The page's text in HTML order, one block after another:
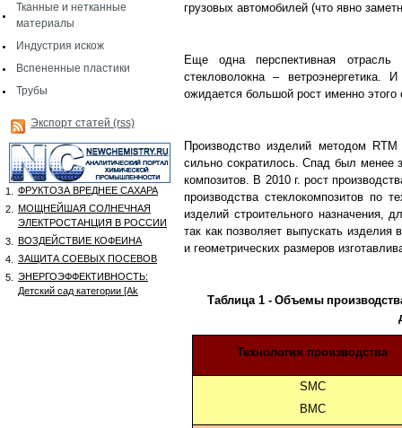
Тканные и нетканные
материалы
Индустрия искож
Вспененные пластики
Трубы
Экспорт статей (rss)
1.
ФРУКТОЗА ВРЕДНЕЕ САХАРА
2.
МОЩНЕЙШАЯ СОЛНЕЧНАЯ
ЭЛЕКТРОСТАНЦИЯ В РОССИИ
3.
ВОЗДЕЙСТВИЕ КОФЕИНА
4.
ЗАЩИТА СОЕВЫХ ПОСЕВОВ
5.
ЭНЕРГОЭФФЕКТИВНОСТЬ:
Детский сад категории [Аk
грузовых автомобилей (что явно
Еще одна перспективная
стекловолокна – ветроэнергетика.
ожидается большой рост именно этого
Производство изделий методом
сильно сократилось. Спад был менее
композитов. В 2010 г. рост
производства стеклокомпозитов по
изделий строительного назначения,
так как позволяет выпускать изделия
и геометрических размеров
Таблица 1 - Объемы
Технология производства
SMC
BMC